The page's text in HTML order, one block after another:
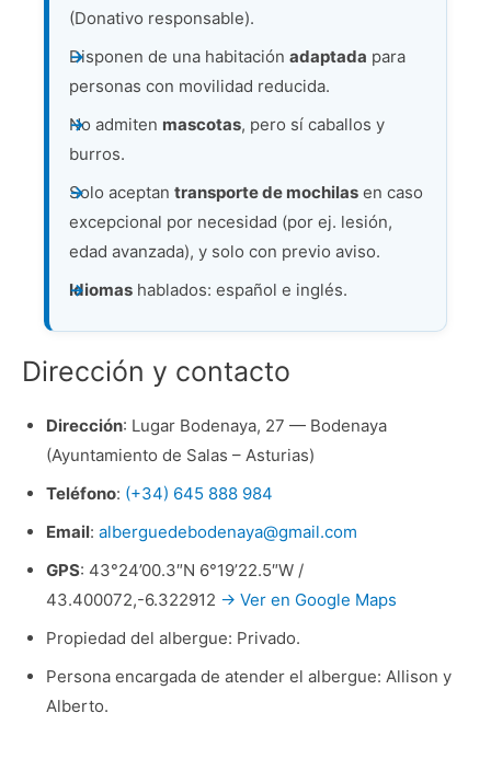
(Donativo responsable).
Disponen de una habitaciónadaptada para
personas con movilidad reducida.
No admiten mascotas, pero sí caballos y
burros.
Solo aceptantransporte de mochilas en caso
excepcional por necesidad (por ej. lesión,
edad avanzada), y solo con previo aviso.
Idiomas hablados: español e inglés.
Dirección y contacto
Dirección: Lugar Bodenaya, 27 — Bodenaya
(Ayuntamiento de Salas – Asturias)
Teléfono: (+34) 645 888 984
Email: alberguedebodenaya@gmail.com
GPS: 43°24’00.3″N 6°19’22.5″W /
43.400072,-6.322912 → Ver en Google Maps
Propiedad del albergue: Privado.
Persona encargada de atender el albergue: Allison y
Alberto.